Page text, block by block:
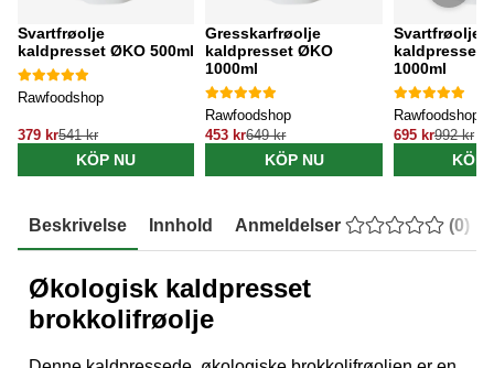
Svartfrøolje
kaldpresset ØKO 500ml
Rawfoodshop
379 kr541 kr
KÖP NU
Gresskarfrøolje
kaldpresset ØKO
1000ml
Rawfoodshop
453 kr649 kr
KÖP NU
Svartfrøolje
kaldpresset
1000ml
Rawfoodshop
695 kr992 kr
KÖP
Beskrivelse Innhold Anmeldelser (0)
Økologisk kaldpresset
brokkolifrøolje